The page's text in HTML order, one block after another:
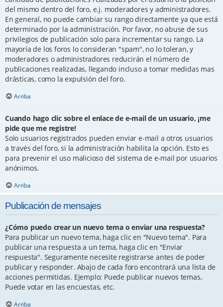
del mismo dentro del foro, e.j. moderadores y administradores.
En general, no puede cambiar su rango directamente ya que está
determinado por la administración. Por favor, no abuse de sus
privilegios de publicación solo para incrementar su rango. La
mayoría de los foros lo consideran "spam", no lo toleran, y
moderadores o administradores reducirán el número de
publicaciones realizadas, llegando incluso a tomar medidas mas
drásticas, como la expulsión del foro.
Arriba
Cuando hago clic sobre el enlace de e-mail de un usuario, ¡me
pide que me registre!
Solo usuarios registrados pueden enviar e-mail a otros usuarios
a través del foro, si la administración habilita la opción. Esto es
para prevenir el uso malicioso del sistema de e-mail por usuarios
anónimos.
Arriba
Publicación de mensajes
¿Cómo puedo crear un nuevo tema o enviar una respuesta?
Para publicar un nuevo tema, haga clic en "Nuevo tema". Para
publicar una respuesta a un tema, haga clic en "Enviar
respuesta". Seguramente necesite registrarse antes de poder
publicar y responder. Abajo de cada foro encontrará una lista de
acciones permitidas. Ejemplo: Puede publicar nuevos temas,
Puede votar en las encuestas, etc.
Arriba